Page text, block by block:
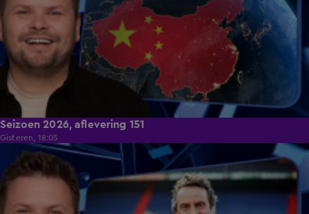
Seizoen 2026, aflevering 151
Gisteren, 18:05
47:52